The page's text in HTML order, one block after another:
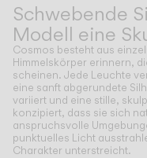
Schwebende
Modell eine
Cosmos besteht aus
Himmelskörper erinnern,
scheinen. Jede Leuchte
eine sanft abgerundete
variiert und eine stille,
konzipiert, dass sie sich
anspruchsvolle
punktuelles Licht
Charakter unterstreicht.